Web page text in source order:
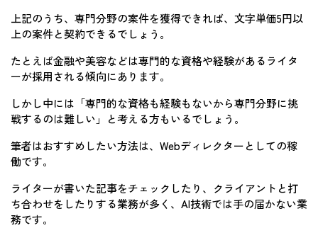
上記のうち、専門分野の案件を獲得できれば、文字単価5円以
上の案件と契約できるでしょう。
たとえば金融や美容などは専門的な資格や経験があるライタ
ーが採用される傾向にあります。
しかし中には「専門的な資格も経験もないから専門分野に挑
戦するのは難しい」と考える方もいるでしょう。
筆者はおすすめしたい方法は、Webディレクターとしての稼
働です。
ライターが書いた記事をチェックしたり、クライアントと打
ち合わせをしたりする業務が多く、AI技術では手の届かない業
務です。